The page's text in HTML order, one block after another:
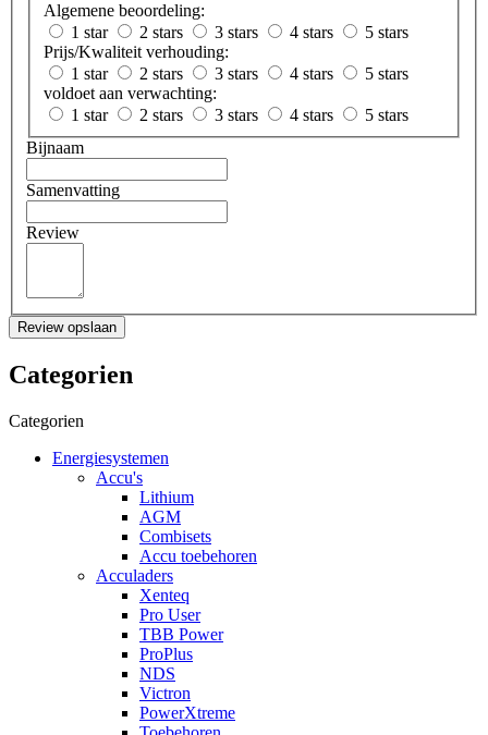
Algemene beoordeling:
1 star
2 stars 3 stars 4 stars
5 stars
Prijs/Kwaliteit verhouding:
1 star
2 stars 3 stars 4 stars
5 stars
voldoet aan verwachting:
1 star
2 stars 3 stars 4 stars
5 stars
Bijnaam
Samenvatting
Review
Review opslaan
Categorien
Categorien
Energiesystemen
Accu's
Lithium
AGM
Combisets
Accu toebehoren
Acculaders
Xenteq
Pro User
TBB Power
ProPlus
NDS
Victron
PowerXtreme